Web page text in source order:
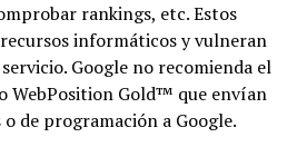
rankings, etc. Estos
informáticos y vulneran
Google no recomienda el
WebPosition Gold™ que envían
de programación a Google.